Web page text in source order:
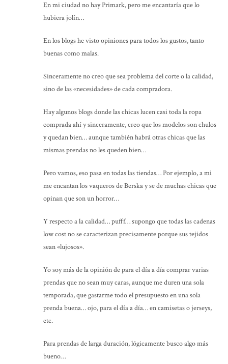
En mi ciudad no hay Primark, pero me encantaría que lo
hubiera jolín…
En los blogs he visto opiniones para todos los gustos, tanto
buenas como malas.
Sinceramente no creo que sea problema del corte o la calidad,
sino de las «necesidades» de cada compradora.
Hay algunos blogs donde las chicas lucen casi toda la ropa
comprada ahí y sinceramente, creo que los modelos son chulos
y quedan bien… aunque también habrá otras chicas que las
mismas prendas no les queden bien…
Pero vamos, eso pasa en todas las tiendas… Por ejemplo, a mi
me encantan los vaqueros de Berska y se de muchas chicas que
opinan que son un horror…
Y respecto a la calidad… pufff… supongo que todas las cadenas
low cost no se caracterizan precisamente porque sus tejidos
sean «lujosos».
Yo soy más de la opinión de para el día a día comprar varias
prendas que no sean muy caras, aunque me duren una sola
temporada, que gastarme todo el presupuesto en una sola
prenda buena… ojo, para el día a día… en camisetas o jerseys,
etc.
Para prendas de larga duración, lógicamente busco algo más
bueno…